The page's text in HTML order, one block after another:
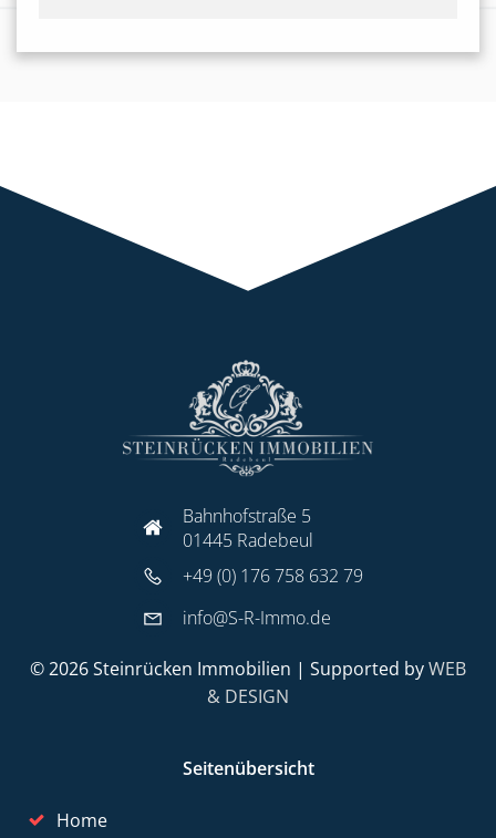
Bahnhofstraße 5
01445 Radebeul
+49 (0) 176 758 632 79
info@S-R-Immo.de
© 2026 Steinrücken Immobilien | Supported byWEB
& DESIGN
Seitenübersicht
Home